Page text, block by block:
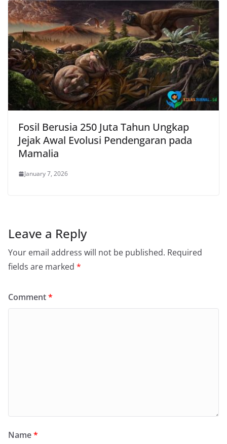
Fosil Berusia 250 Juta Tahun Ungkap
Jejak Awal Evolusi Pendengaran pada
Mamalia
January 7, 2026
Leave a Reply
Your email address will not be published. Required
fields are marked *
Comment*
Name*